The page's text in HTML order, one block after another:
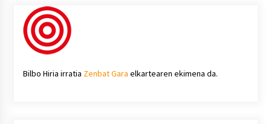
Bilbo Hiria irratia Zenbat Gara elkartearen ekimena da.